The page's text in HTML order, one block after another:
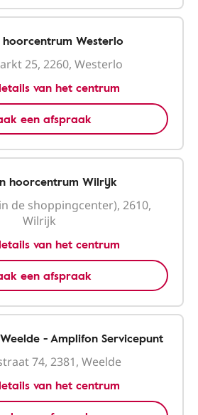
Westerlo
25, 2260, Westerlo
van het centrum
een afspraak
hoorcentrum Wilrijk
de shoppingcenter), 2610,
Wilrijk
van het centrum
een afspraak
- Amplifon Servicepunt
74, 2381, Weelde
van het centrum